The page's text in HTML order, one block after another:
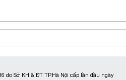
Sở KH & ĐT TP.Hà Nội cấp lần đầu ngày